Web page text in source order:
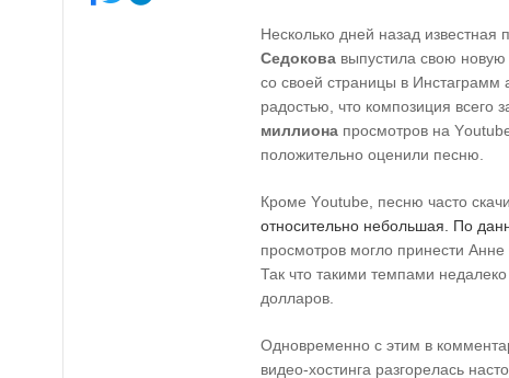
Несколько дней назад известная
Седокова выпустила свою
со своей страницы в Инстаграмм
радостью, что композиция всего
миллиона просмотров на Y
положительно оценили песню.
Кроме Youtube, песню часто
относительно небольшая. По
просмотров могло принести
Так что такими темпами
долларов.
Одновременно с этим в
видео-хостинга разгорелась